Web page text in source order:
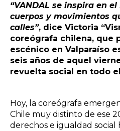
“VANDAL se inspira en
cuerpos y movimientos
calles”, dice Victoria
coreógrafa chilena, que
escénico en Valparaíso
seis años de aquel
revuelta social en todo
Hoy, la coreógrafa
Chile muy distinto de ese
derechos e igualdad social